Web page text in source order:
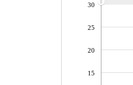
15
20
25
30